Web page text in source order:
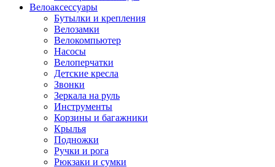
Велоаксессуары
Бутылки и крепления
Велозамки
Велокомпьютер
Насосы
Велоперчатки
Детские кресла
Звонки
Зеркала на руль
Инструменты
Корзины и багажники
Крылья
Подножки
Ручки и рога
Рюкзаки и сумки